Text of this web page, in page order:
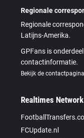
Regionale
Regionale
Latijns-Amerika.
GPFans is
contactinformatie.
Bekijk de contactpagina
Realtimes Network
FCUpdate.nl